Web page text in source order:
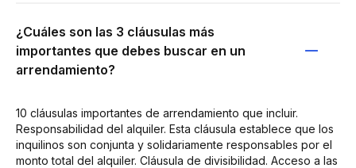
¿Cuáles son las 3 cláusulas más
importantes que debes buscar en un
arrendamiento?
10 cláusulas importantes de arrendamiento que incluir.
Responsabilidad del alquiler. Esta cláusula establece que los
inquilinos son conjunta y solidariamente responsables por el
monto total del alquiler. Cláusula de divisibilidad. Acceso a las